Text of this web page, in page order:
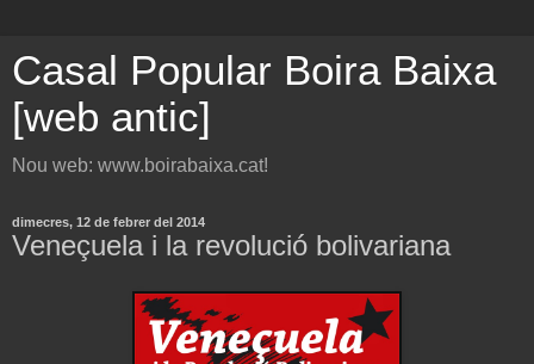
Casal Popular Boira Baixa
[web antic]
Nou web: www.boirabaixa.cat!
dimecres, 12 de febrer del 2014
Veneçuela i la revolució bolivariana